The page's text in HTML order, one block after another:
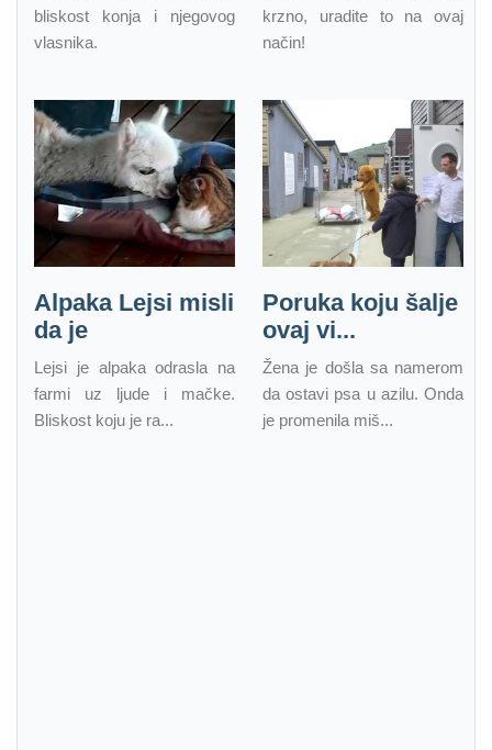
bliskost konja i njegovog
vlasnika.
krzno, uradite to na ovaj
način!
Alpaka Lejsi misli
da je
Lejsi je alpaka odrasla na
farmi uz ljude i mačke.
Bliskost koju je ra...
Poruka koju šalje
ovaj vi...
Žena je došla sa namerom
da ostavi psa u azilu. Onda
je promenila miš...